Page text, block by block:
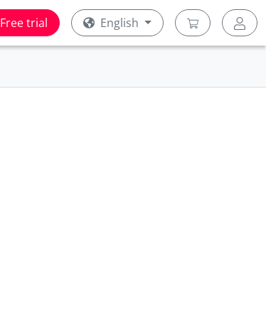
Free trial English